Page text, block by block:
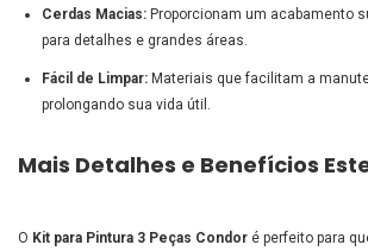
Cerdas Macias: Proporcionam um acabamento
para detalhes e grandes áreas.
Fácil de Limpar: Materiais que facilitam a
prolongando sua vida útil.
Mais Detalhes e Benefícios
O Kit para Pintura 3 Peças Condor é perfeito para